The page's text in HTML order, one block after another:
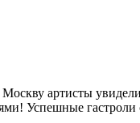
Москву артисты
Успешные